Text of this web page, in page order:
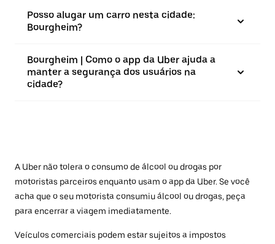
Posso alugar um carro nesta cidade:
Bourgheim?
Bourgheim | Como o app da Uber ajuda a
manter a segurança dos usuários na
cidade?
A Uber não tolera o consumo de álcool ou drogas por
motoristas parceiros enquanto usam o app da Uber. Se você
acha que o seu motorista consumiu álcool ou drogas, peça
para encerrar a viagem imediatamente.
Veículos comerciais podem estar sujeitos a impostos